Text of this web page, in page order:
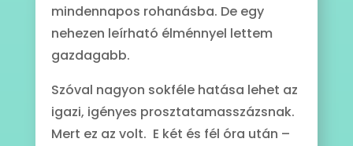
mindennapos rohanásba. De egy
nehezen leírható élménnyel lettem
gazdagabb.
Szóval nagyon sokféle hatása lehet az
igazi, igényes prosztatamasszázsnak.
Mert ez az volt. E két és fél óra után –